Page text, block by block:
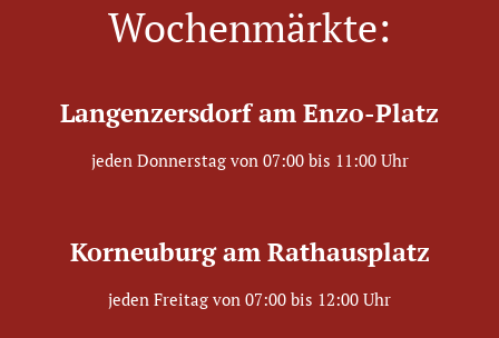
Wochenmärkte:
Langenzersdorf am Enzo-Platz
jeden Donnerstag von 07:00 bis 11:00 Uhr
Korneuburg am Rathausplatz
jeden Freitag von 07:00 bis 12:00 Uhr